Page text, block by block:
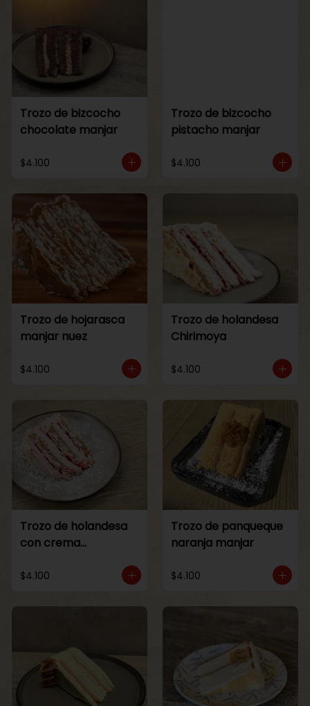
Trozo de bizcocho
chocolate manjar
$4.100
Trozo de bizcocho
pistacho manjar
$4.100
Trozo de hojarasca
manjar nuez
$4.100
Trozo de holandesa
Chirimoya
$4.100
Trozo de holandesa
con crema
$4.100
Trozo de panqueque
naranja manjar
$4.100